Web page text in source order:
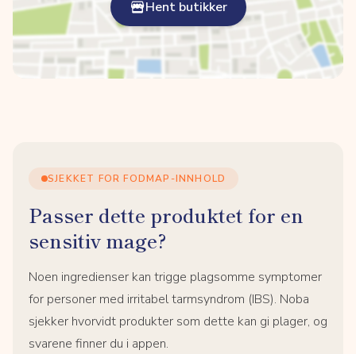
Hent butikker
SJEKKET FOR FODMAP-INNHOLD
Passer dette produktet for en
sensitiv mage?
Noen ingredienser kan trigge plagsomme symptomer
for personer med irritabel tarmsyndrom (IBS). Noba
sjekker hvorvidt produkter som dette kan gi plager, og
svarene finner du i appen.